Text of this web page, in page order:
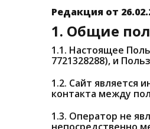
Редакция от
1. Общие
1.1. Настоящее
7721328288), и
1.2. Сайт является
контакта между
1.3. Оператор не